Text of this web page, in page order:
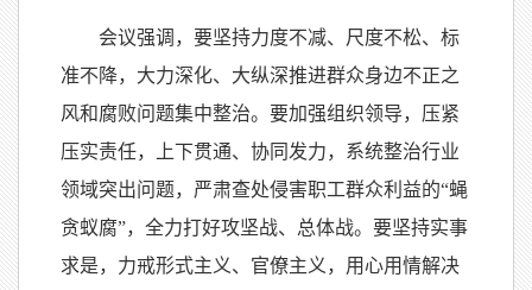
会议强调，要坚持力度不减、尺度不松、标
准不降，大力深化、大纵深推进群众身边不正之
风和腐败问题集中整治。要加强组织领导，压紧
压实责任，上下贯通、协同发力，系统整治行业
领域突出问题，严肃查处侵害职工群众利益的“蝇
贪蚁腐”，全力打好攻坚战、总体战。要坚持实事
求是，力戒形式主义、官僚主义，用心用情解决